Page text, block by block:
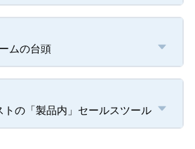
ムの台頭
トの「製品内」セールスツール